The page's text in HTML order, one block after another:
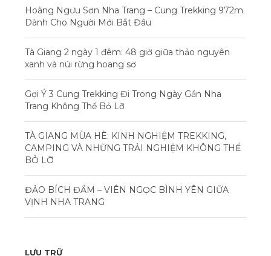
Hoàng Ngưu Sơn Nha Trang – Cung Trekking 972m
Dành Cho Người Mới Bắt Đầu
Tà Giang 2 ngày 1 đêm: 48 giờ giữa thảo nguyên
xanh và núi rừng hoang sơ
Gợi Ý 3 Cung Trekking Đi Trong Ngày Gần Nha
Trang Không Thể Bỏ Lỡ
TÀ GIANG MÙA HÈ: KINH NGHIỆM TREKKING,
CAMPING VÀ NHỮNG TRẢI NGHIỆM KHÔNG THỂ
BỎ LỠ
ĐẢO BÍCH ĐẦM – VIÊN NGỌC BÌNH YÊN GIỮA
VỊNH NHA TRANG
LƯU TRỮ